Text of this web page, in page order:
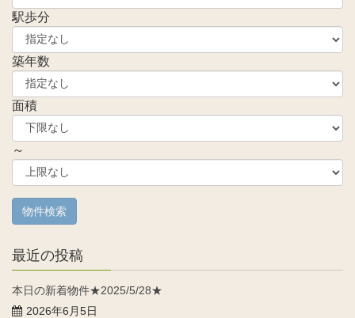
駅歩分
築年数
面積
～
最近の投稿
本日の新着物件★2025/5/28★
2026年6月5日